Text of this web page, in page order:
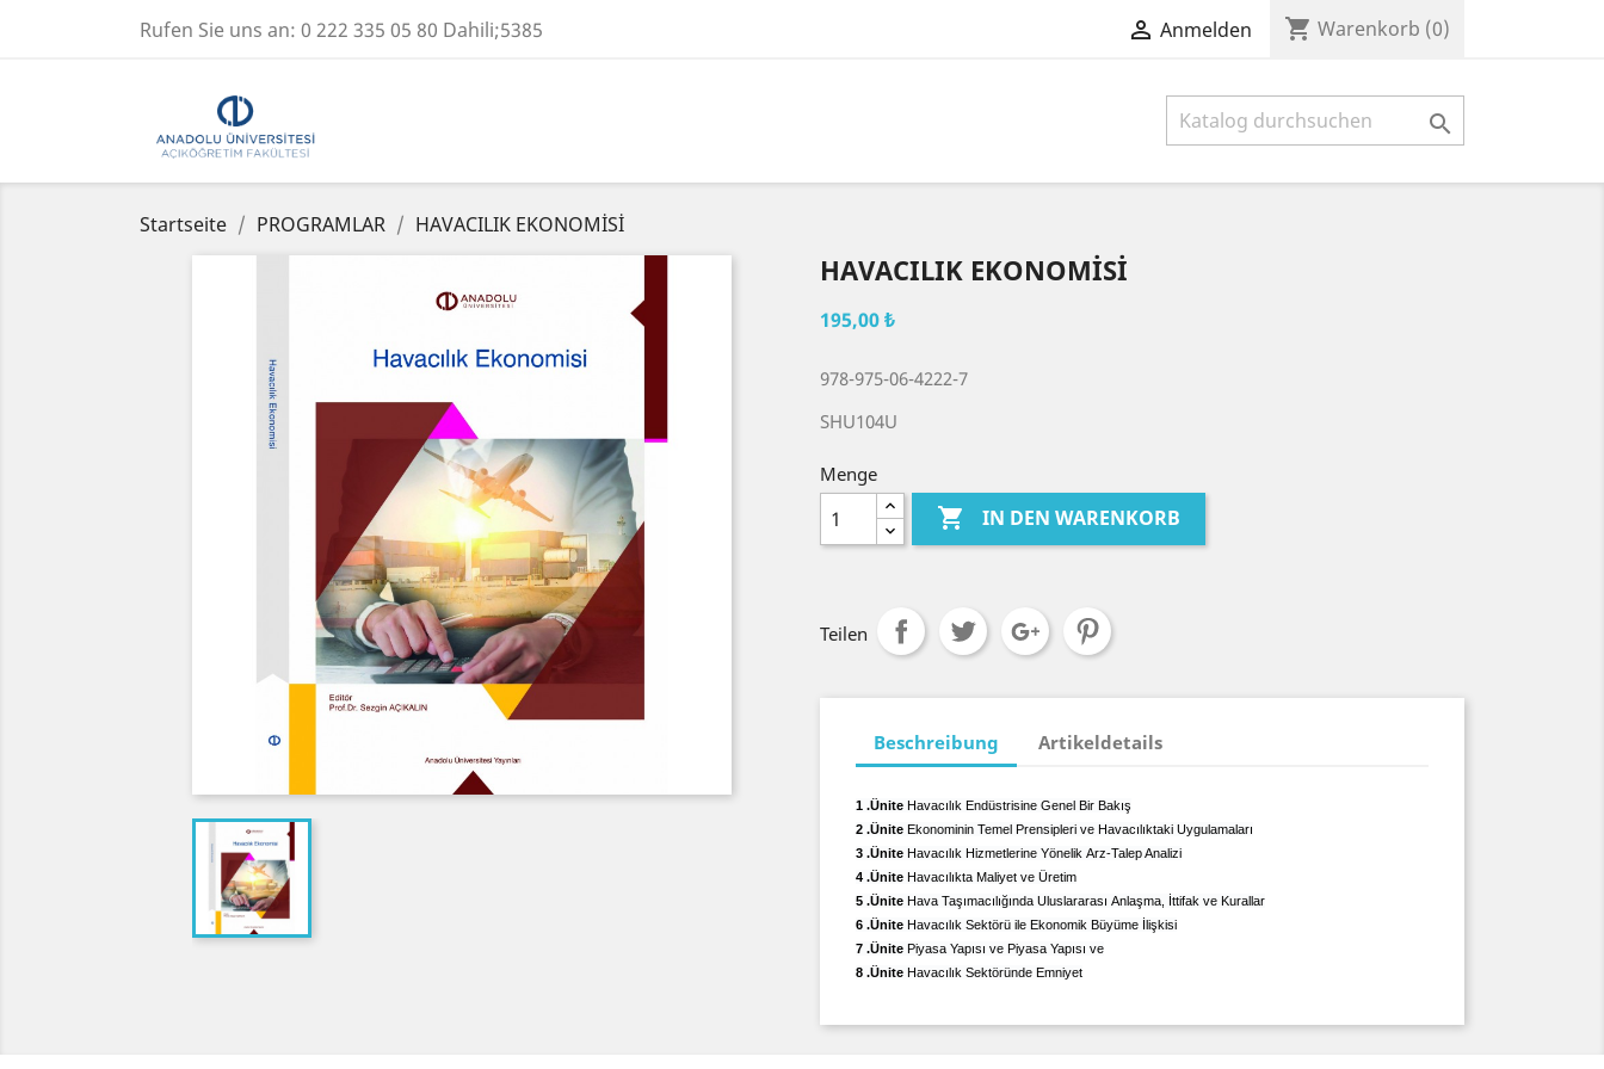
Rufen Sie uns an: 0 222 335 05 80 Dahili;5385  Anmelden shopping_cart Warenkorb (0)

Startseite PROGRAMLAR HAVACILIK EKONOMİSİ
HAVACILIK EKONOMİSİ
195,00 ₺
978-975-06-4222-7
SHU104U
Menge
 IN DEN WARENKORB
Teilen
Beschreibung Artikeldetails
1 .Ünite Havacılık Endüstrisine Genel Bir Bakış
2 .Ünite Ekonominin Temel Prensipleri ve Havacılıktaki Uygulamaları
3 .Ünite Havacılık Hizmetlerine Yönelik Arz-Talep Analizi
4 .Ünite Havacılıkta Maliyet ve Üretim
5 .Ünite Hava Taşımacılığında Uluslararası Anlaşma, İttifak ve Kurallar
6 .Ünite Havacılık Sektörü ile Ekonomik Büyüme İlişkisi
7 .Ünite Piyasa Yapısı ve Piyasa Yapısı ve
8 .Ünite Havacılık Sektöründe Emniyet